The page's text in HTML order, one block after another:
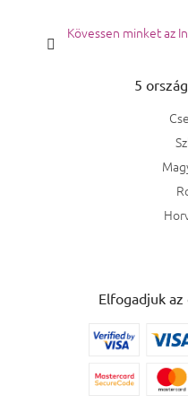
Kövessen minket az
5
Elfogadjuk